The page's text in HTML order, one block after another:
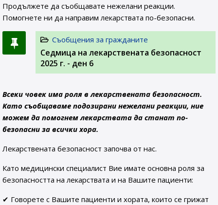
Продължете да съобщавате нежелани реакции.
Помогнете ни да направим лекарствата по-безопасни.
Съобщения за гражданите
Седмица на лекарствената безопасност
2025 г. - ден 6
Всеки човек има роля в лекарствената безопасност.
Като съобщаваме подозирани нежелани реакции, ние
можем да помогнем лекарствата да станат по-
безопасни за всички хора.
Лекарствената безопасност започва от нас.
Като медицински специалист Вие имате основна роля за
безопасността на лекарствата и на Вашите пациенти:
✔ Говорете с Вашите пациенти и хората, които се грижат